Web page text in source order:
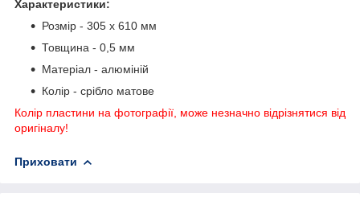
Характеристики:
Розмір - 305 х 610 мм
Товщина - 0,5 мм
Матеріал - алюміній
Колір - срібло матове
Колір пластини на фотографії, може незначно відрізнятися від
оригіналу!
Приховати